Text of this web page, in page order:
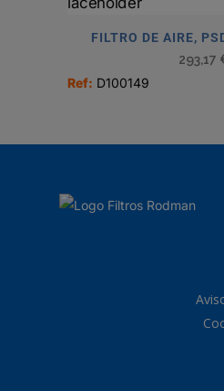
FILTRO DE AIRE,
293,17
Ref: D100149